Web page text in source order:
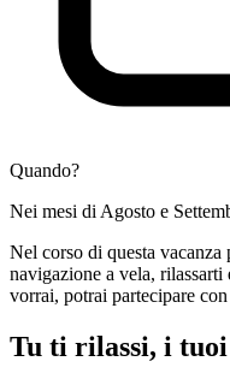
Quando?
Nei mesi di Agosto e
Nel corso di questa vacanza
navigazione a vela, rilassarti
vorrai, potrai partecipare
Tu ti rilassi, i